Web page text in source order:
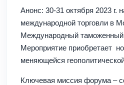
Анонс: 30-31 октября 2023 г.
международной торговли в
Международный
Мероприятие приобретает
меняющейся
Ключевая миссия форума –